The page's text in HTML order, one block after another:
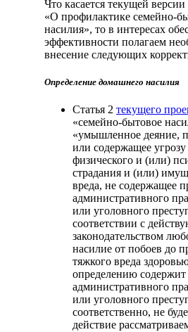
Что касается текущей версии
«О профилактике семейно-
насилия», то в интересах
эффективности полагаем
внесение следующих
Определение домашнего насилия
Статья 2 текущего
«семейно-бытовое
«умышленное деяние,
или содержащее
физического и (или)
страдания и (или)
вреда, не содержащее
административного
или уголовного
соответствии с
законодательством
насилие от побоев до
тяжкого вреда
определению содержит
административного
или уголовного
соответственно, не
действие